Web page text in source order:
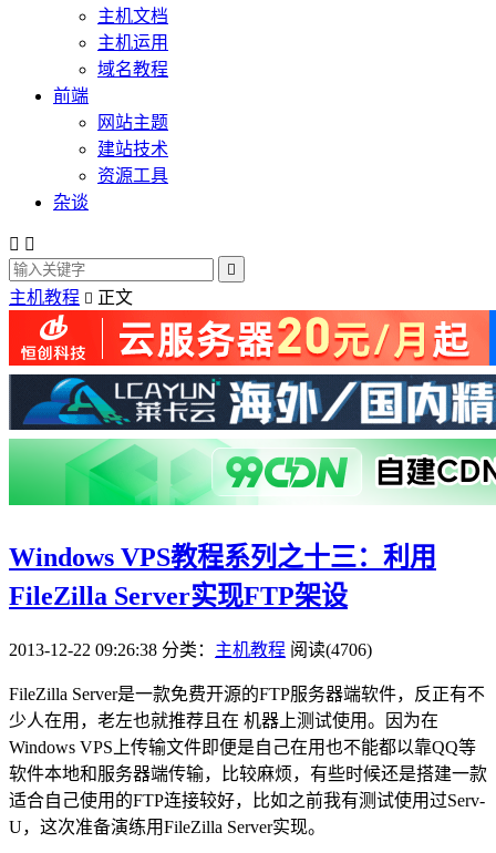
主机文档
主机运用
域名教程
前端
网站主题
建站技术
资源工具
杂谈
 

主机教程  正文
Windows VPS教程系列之十三：利用
FileZilla Server实现FTP架设
2013-12-22 09:26:38 分类： 主机教程 阅读(4706)
FileZilla Server是一款免费开源的FTP服务器端软件，反正有不
少人在用，老左也就推荐且在 机器上测试使用。因为在
Windows VPS上传输文件即便是自己在用也不能都以靠QQ等
软件本地和服务器端传输，比较麻烦，有些时候还是搭建一款
适合自己使用的FTP连接较好，比如之前我有测试使用过Serv-
U，这次准备演练用FileZilla Server实现。